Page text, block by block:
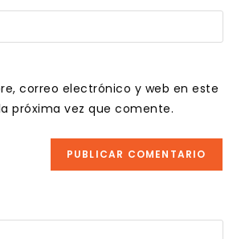
correo electrónico y web en este
próxima vez que comente.